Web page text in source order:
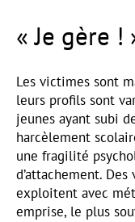
« Je gère !
Les victimes sont
leurs profils sont
jeunes ayant subi
harcèlement
une fragilité
d’attachement.
exploitent avec
emprise, le plus